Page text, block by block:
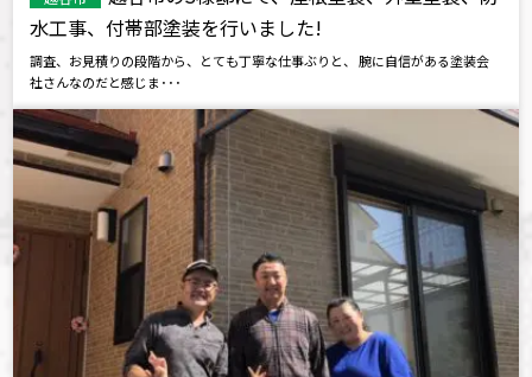
水工事、付帯部塗装を行いました!
調査、お見積りの段階から、とても丁寧な仕事ぶりと、 腕に自信がある塗装会
社さんなのだと感じま･･･